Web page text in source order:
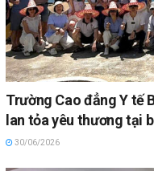
Trường Cao đẳng Y tế
lan tỏa yêu thương tại
30/06/2026